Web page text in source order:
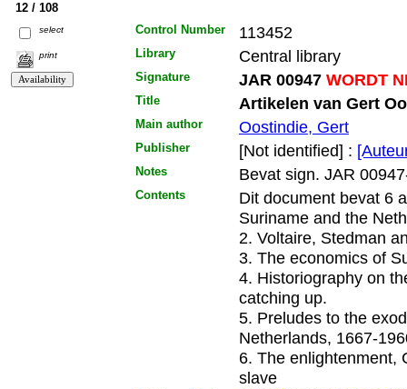
12 / 108
select
print
Control Number 113452
Library Central library
Signature JAR 00947WORDT
Title Artikelen van Gert
Main author Oostindie, Gert
Publisher [Not identified] :
Notes Bevat sign. JAR
Contents
Dit document bevat 6
Suriname and the
2. Voltaire, Stedman
3. The economics of
4. Historiography on
catching up.
5. Preludes to the
Netherlands, 1667-
6. The enlightenment,
slave